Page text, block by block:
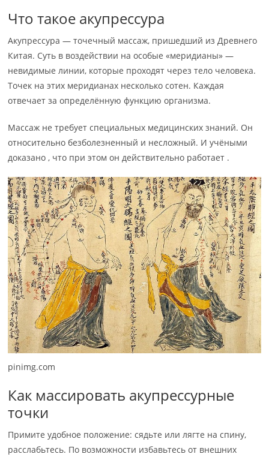
Что такое акупрессура
Акупрессура — точечный массаж, пришедший из Древнего
Китая. Суть в воздействии на особые «меридианы» —
невидимые линии, которые проходят через тело человека.
Точек на этих меридианах несколько сотен. Каждая
отвечает за определённую функцию организма.
Массаж не требует специальных медицинских знаний. Он
относительно безболезненный и несложный. И учёными
доказано , что при этом он действительно работает .
pinimg.com
Как массировать акупрессурные
точки
Примите удобное положение: сядьте или лягте на спину,
расслабьтесь. По возможности избавьтесь от внешних